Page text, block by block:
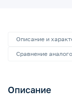
Описание и
Сравнение
Описание